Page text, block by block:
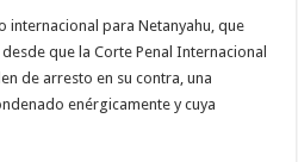
internacional para Netanyahu, que
que la Corte Penal Internacional
de arresto en su contra, una
enérgicamente y cuya